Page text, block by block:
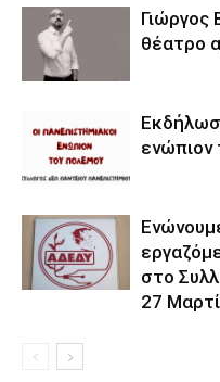
Γιώργος
θέατρο
ενώπιον
στο
27